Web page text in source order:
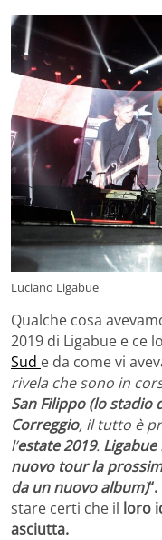
Luciano Ligabue
Qualche cosa
2019 di Ligabue e ce
Sud e da come vi
rivela che sono in
San Filippo (lo stadio
Correggio, il tutto è
l’estate 2019. Ligabue
nuovo tour la
da un nuovo album)“.
stare certi che il loro
asciutta.